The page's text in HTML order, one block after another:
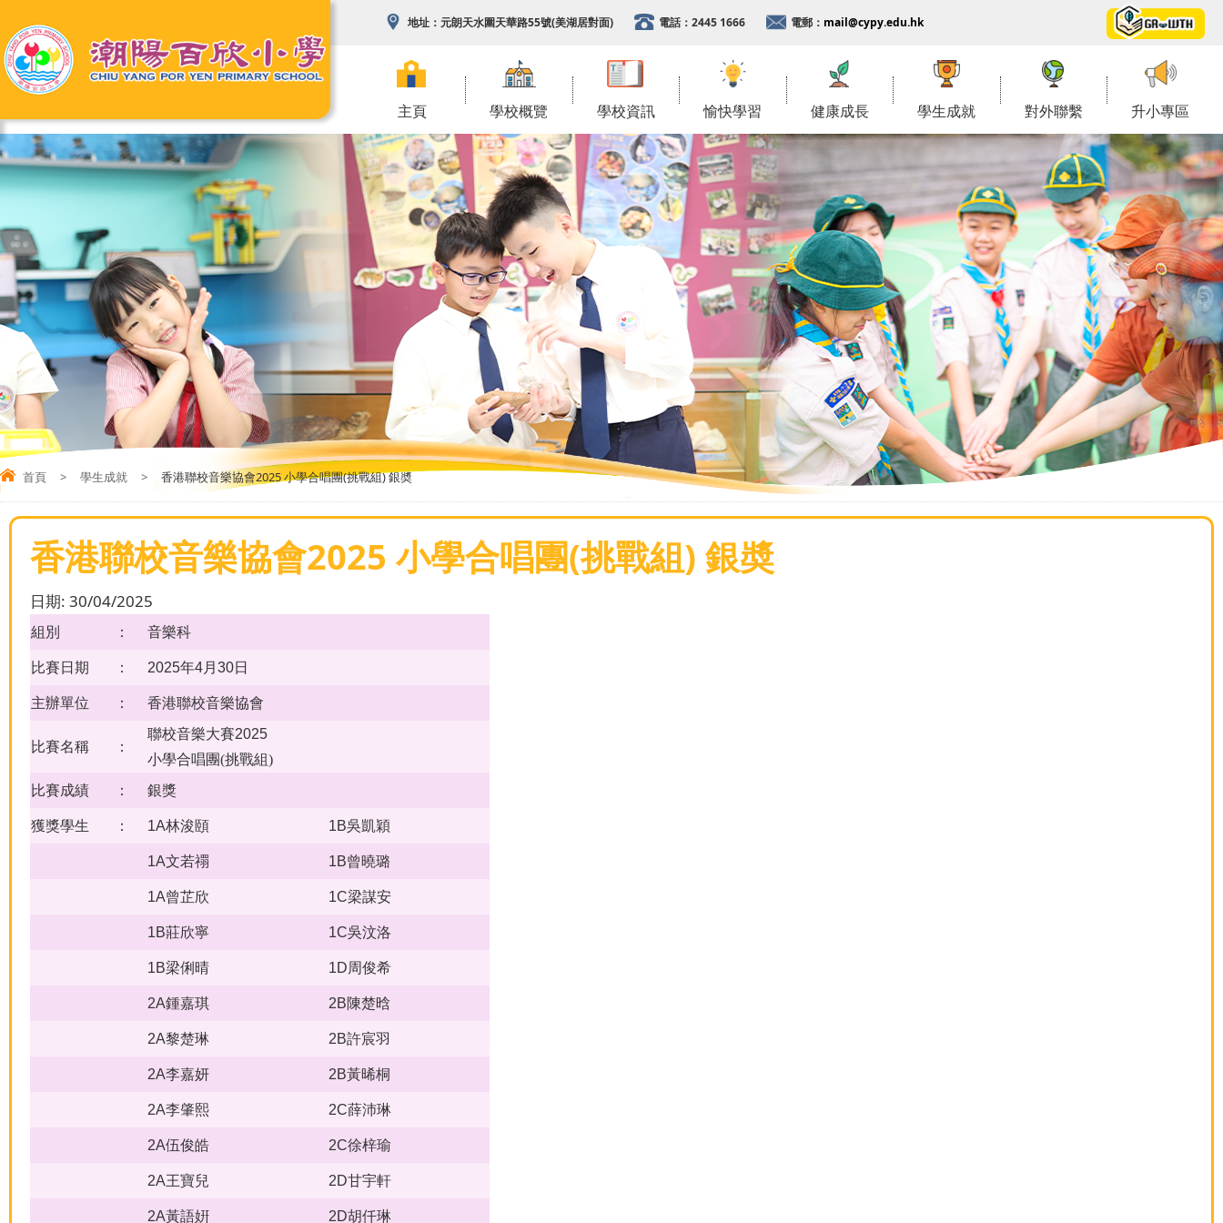
地址： 元朗天水圍天華路55號(美湖居對面) 電話： 2445 1666 電郵： mail@cypy.edu.hk
主頁 學校概覽 學校資訊 愉快學習 健康成長 學生成就 對外聯繫 升小專區
首頁 > 學生成就 > 香港聯校音樂協會2025 小學合唱團(挑戰組) 銀奬
香港聯校音樂協會2025 小學合唱團(挑戰組) 銀奬
日期: 30/04/2025
組別 ： 音樂科
比賽日期 ： 2025年4月30日
主辦單位 ： 香港聯校音樂協會
比賽名稱 ：
聯校音樂大賽2025
小學合唱團(挑戰組)
比賽成績
： 銀獎
獲獎學生 ： 1A林浚頤 1B吳凱穎
1A文若禤 1B曾曉璐
1A曾芷欣 1C梁謀安
1B莊欣寧 1C吳汶洛
1B梁俐晴 1D周俊希
2A鍾嘉琪 2B陳楚晗
2A黎楚琳 2B許宸羽
2A李嘉妍 2B黃晞桐
2A李肇熙 2C薛沛琳
2A伍俊皓 2C徐梓瑜
2A王寶兒 2D甘宇軒
2A黃語姸 2D胡仟琳